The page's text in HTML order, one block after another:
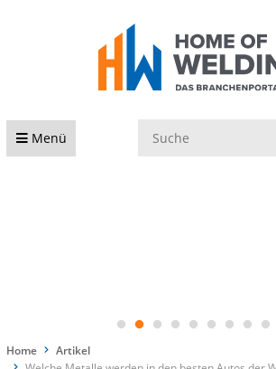
Menü
Home
Artikel